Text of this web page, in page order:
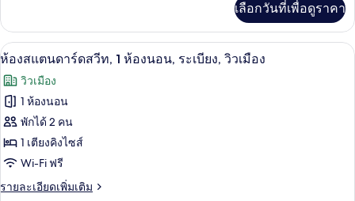
ซิงเกิล
เกี่ยว
กับ
ห้อง
เซก
คิว
ทีฟ
ซิงเกิล
เลือกวันที่เพื่อดูราคา
เปิด
ภาพถ่าย
ทั้งหมด
ของ
ห้อง
สแตนดาร์ด
สวีท,
ตู้นิรภัยในห้องพัก, โต๊ะทำงาน, เตารีด/
4
ห้องสแตนดาร์ดสวีท, 1 ห้องนอน, ระเบียง, วิวเมือง
วิวเมือง
1 ห้องนอน
พักได้ 2 คน
1 เตียงคิงไซส์
Wi-Fi ฟรี
รายละเอียดเพิ่มเติม
ราย